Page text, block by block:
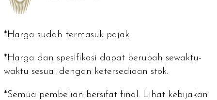
*Harga sudah termasuk pajak
*Harga dan spesifikasi dapat berubah sewaktu-
waktu sesuai dengan ketersediaan stok.
*Semua pembelian bersifat final. Lihat kebijakan